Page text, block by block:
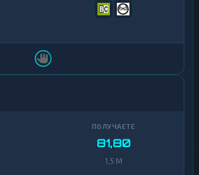
81,80
1,5 M